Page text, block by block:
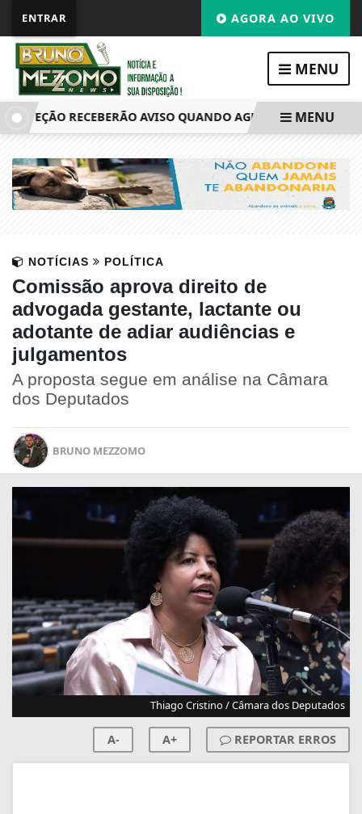
ENTRAR AGORA AO VIVO
MENU
RECEBERÃO AVISO QUANDO AGRESSOR SEMENU
NOTÍCIAS POLÍTICA
Comissão aprova direito de
advogada gestante, lactante ou
adotante de adiar audiências e
julgamentos
A proposta segue em análise na Câmara
dos Deputados
BRUNO MEZZOMO
Thiago Cristino / Câmara dos Deputados
A- A+ REPORTAR ERROS